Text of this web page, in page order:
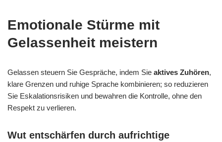
Emotionale Stürme mit
Gelassenheit meistern
Gelassen steuern Sie Gespräche, indem Sie aktives Zuhören,
klare Grenzen und ruhige Sprache kombinieren; so reduzieren
Sie Eskalationsrisiken und bewahren die Kontrolle, ohne den
Respekt zu verlieren.
Wut entschärfen durch aufrichtige